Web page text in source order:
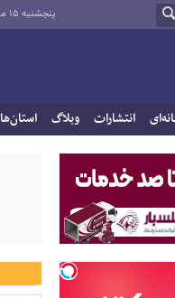
پنجشنبه ۱۵ مرداد ۱۴۰۵
انتشارات وبلاگ استان‌ها